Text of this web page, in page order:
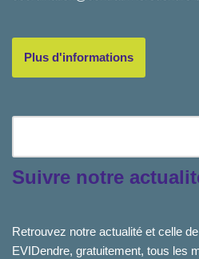
Plus d'informations
Suivre notre
Retrouvez notre actualité et celle
EVIDendre, gratuitement, tous les